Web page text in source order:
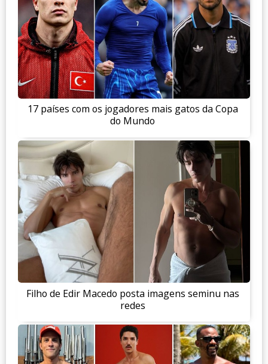
17 países com os jogadores mais gatos da Copa
do Mundo
Filho de Edir Macedo posta imagens seminu nas
redes